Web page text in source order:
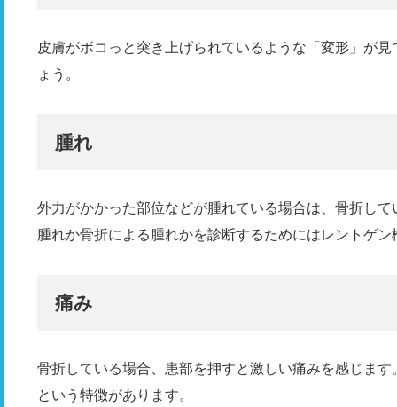
皮膚がボコっと突き上げられているような「変形」が
ょう。
腫れ
外力がかかった部位などが腫れている場合は、骨折し
腫れか骨折による腫れかを診断するためにはレントゲ
痛み
骨折している場合、患部を押すと激しい痛みを感じま
という特徴があります。